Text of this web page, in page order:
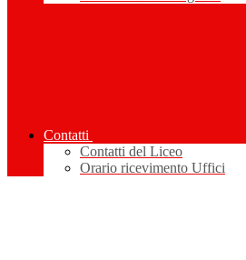
Contatti
Contatti del Liceo
Orario ricevimento Uffici